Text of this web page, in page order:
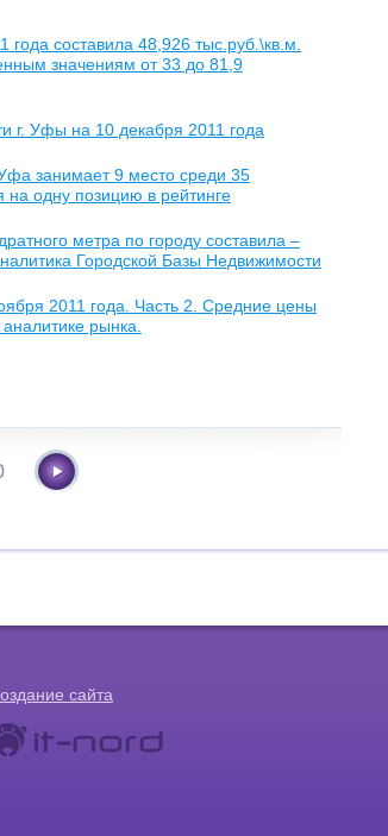
составила 48,926 тыс.руб.\кв.м.
значениям от 33 до 81,9
г. Уфы на 10 декабря 2011 года
занимает 9 место среди 35
на одну позицию в рейтинге
метра по городу составила –
Городской Базы Недвижимости
2011 года. Часть 2. Средние цены
рынка.
сайта